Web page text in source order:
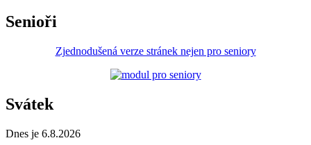
Senioři
Zjednodušená verze stránek nejen pro seniory
Svátek
Dnes je 6.8.2026